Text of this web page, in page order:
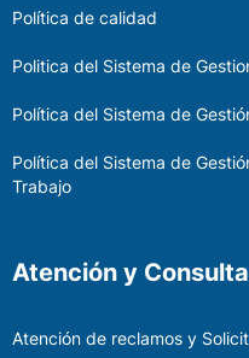
Política de calidad
Politica del Sistema de
Política del Sistema de
Política del Sistema de
Trabajo
Atención y
Atención de reclamos y